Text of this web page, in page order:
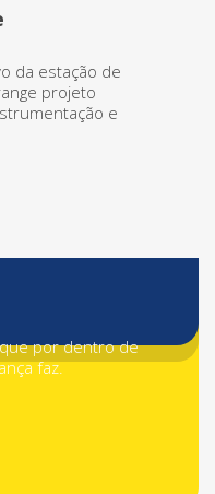
da estação de
projeto
e
por dentro de
faz.